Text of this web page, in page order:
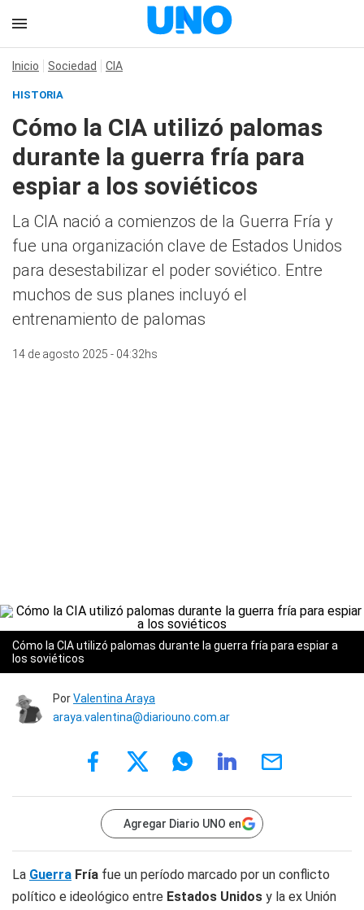
Inicio Sociedad CIA
HISTORIA
Cómo la CIA utilizó palomas
durante la guerra fría para
espiar a los soviéticos
La CIA nació a comienzos de la Guerra Fría y
fue una organización clave de Estados Unidos
para desestabilizar el poder soviético. Entre
muchos de sus planes incluyó el
entrenamiento de palomas
14 de agosto 2025 - 04:32hs
Cómo la CIA utilizó palomas durante la guerra fría para espiar a
los soviéticos
PorValentina Araya
araya.valentina@diariouno.com.ar
Agregar Diario UNO en
La Guerra Fría fue un período marcado por un conflicto
político e ideológico entre Estados Unidos y la ex Unión